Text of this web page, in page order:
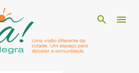
o conteúdo principal